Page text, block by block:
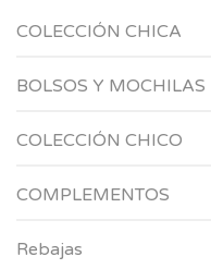
COLECCIÓN CHICA
BOLSOS Y MOCHILAS
COLECCIÓN CHICO
COMPLEMENTOS
Rebajas